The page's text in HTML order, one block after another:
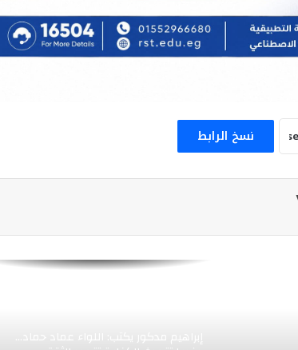
نسخ الرابط
أحمد عبد الحليم يكتب: «شفرة البقاء».. نهر
النظام العالمي الجديد بين البداية و التأرجح
هنا شلبي تكتب : أسباب إنتشار العنف في
إبراهيم مدكور يكتب: اللواء عماد حماد…